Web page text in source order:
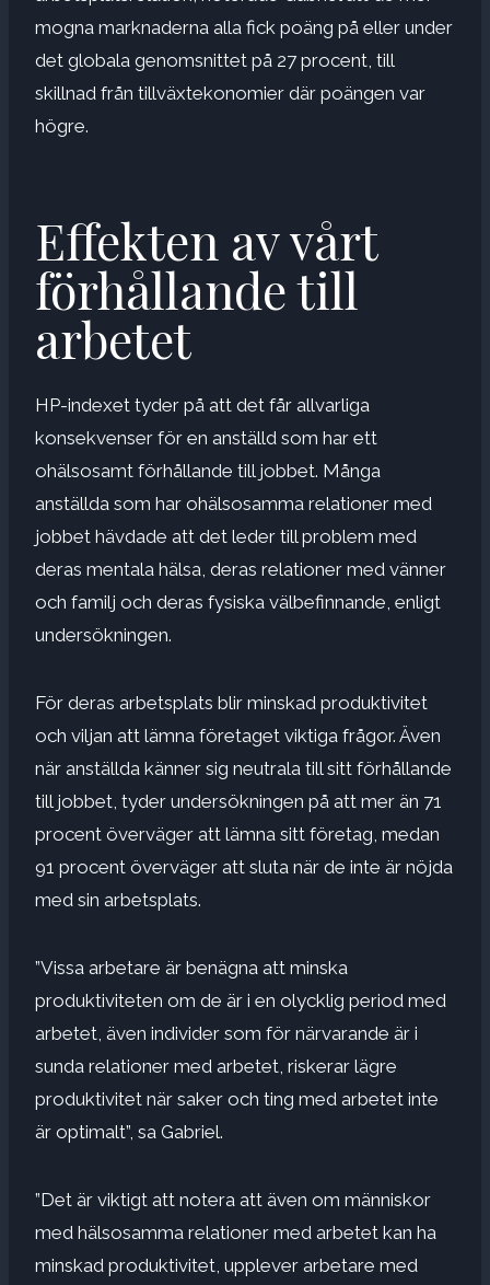
mogna marknaderna alla fick poäng på eller under
det globala genomsnittet på 27 procent, till
skillnad från tillväxtekonomier där poängen var
högre.
Effekten av vårt
förhållande till
arbetet
HP-indexet tyder på att det får allvarliga
konsekvenser för en anställd som har ett
ohälsosamt förhållande till jobbet. Många
anställda som har ohälsosamma relationer med
jobbet hävdade att det leder till problem med
deras mentala hälsa, deras relationer med vänner
och familj och deras fysiska välbefinnande, enligt
undersökningen.
För deras arbetsplats blir minskad produktivitet
och viljan att lämna företaget viktiga frågor. Även
när anställda känner sig neutrala till sitt förhållande
till jobbet, tyder undersökningen på att mer än 71
procent överväger att lämna sitt företag, medan
91 procent överväger att sluta när de inte är nöjda
med sin arbetsplats.
”Vissa arbetare är benägna att minska
produktiviteten om de är i en olycklig period med
arbetet, även individer som för närvarande är i
sunda relationer med arbetet, riskerar lägre
produktivitet när saker och ting med arbetet inte
är optimalt”, sa Gabriel.
”Det är viktigt att notera att även om människor
med hälsosamma relationer med arbetet kan ha
minskad produktivitet, upplever arbetare med